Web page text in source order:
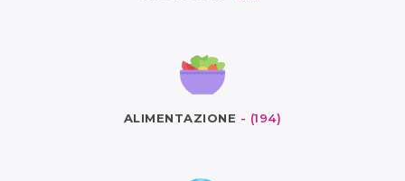
ALIMENTAZIONE - (194)